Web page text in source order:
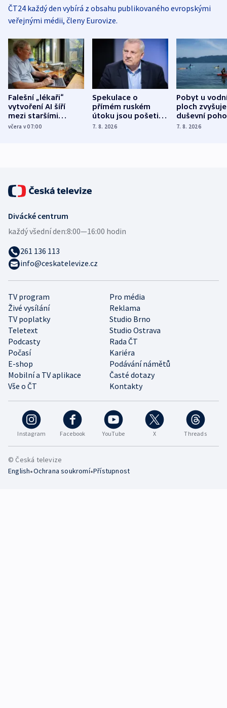
ČT24 každý den vybírá z obsahu publikovaného evropskými
veřejnými médii, členy Eurovize.
Falešní „lékaři“
vytvoření AI šíří
mezi staršími
Poláky nebezpečné
včera v 07:00
Spekulace o
přímém ruském
útoku jsou pošetilé,
míní estonský
7. 8. 2026
Pobyt u
ploch zvyšuje
duševní
ukázala
7. 8. 2026
Instagram Facebook YouTube X Threads
TV program
Pro média
Živé vysílání
Reklama
TV poplatky
Studio Brno
Teletext
Studio Ostrava
Podcasty
Rada ČT
Počasí
Kariéra
E-shop
Podávání námětů
Mobilní a TV aplikace
Časté dotazy
Vše o ČT
Kontakty
Divácké centrum
každý všední den:8:00—16:00 hodin
261 136 113
info@ceskatelevize.cz
© Česká televize
English•Ochrana soukromí•Přístupnost